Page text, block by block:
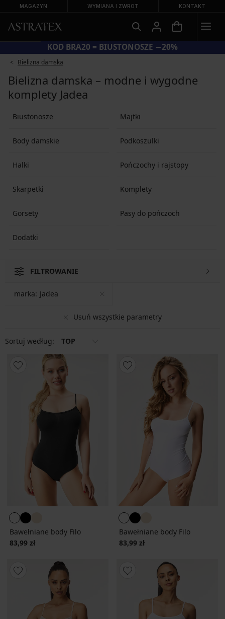
MAGAZYN WYMIANA I ZWROT KONTAKT
KOD BRA20 = BIUSTONOSZE −20%
Bielizna damska
Bielizna damska – modne i wygodne
komplety Jadea
Biustonosze Majtki
Body damskie Podkoszulki
Halki Pończochy i rajstopy
Skarpetki Komplety
Gorsety Pasy do pończoch
Dodatki
FILTROWANIE
Usuń wszystkie parametry
marka: Jadea
Sortuj według: TOP
Bawełniane body Filo
83,99 zł
Bawełniane body Filo
83,99 zł